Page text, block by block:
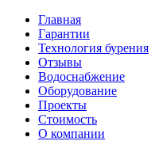
Главная
Гарантии
Технология бурения
Отзывы
Водоснабжение
Оборудование
Проекты
Стоимость
О компании